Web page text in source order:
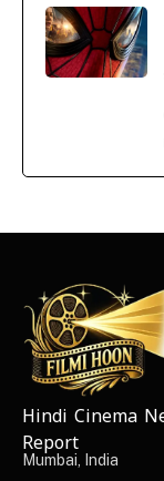
NEWS ELEMENTOR
Hindi Cinema
Report
Mumbai, India